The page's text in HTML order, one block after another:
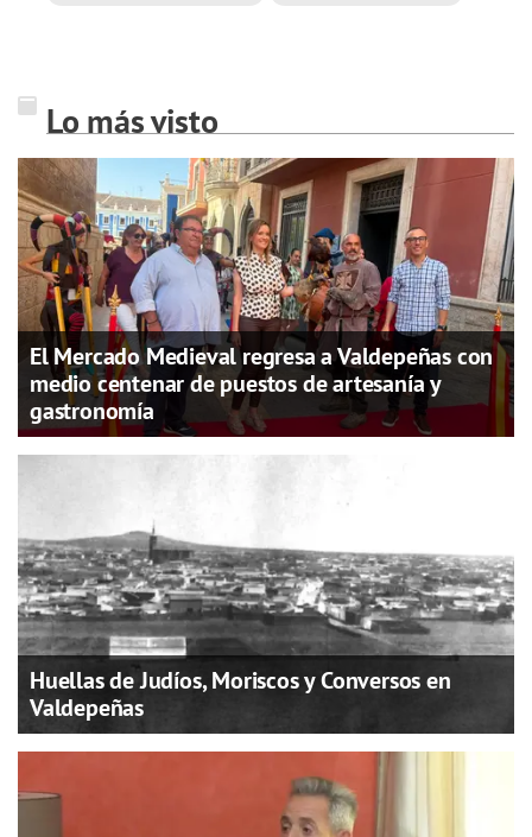
Lo más visto
El Mercado Medieval regresa a Valdepeñas con
medio centenar de puestos de artesanía y
gastronomía
Huellas de Judíos, Moriscos y Conversos en
Valdepeñas